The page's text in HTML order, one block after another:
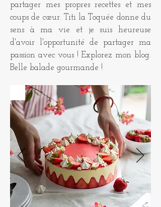
partager mes propres recettes et mes
coups de cœur. Titi la Toquée donne du
sens à ma vie et je suis heureuse
d'avoir l'opportunité de partager ma
passion avec vous ! Explorez mon blog.
Belle balade gourmande !